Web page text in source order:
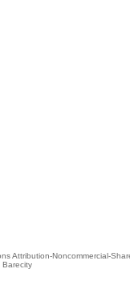
Attribution-Noncommercial-
Barecity